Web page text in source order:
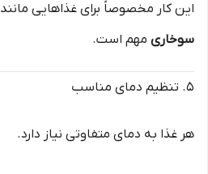
این کار مخصوصاً برای غذاهایی مانند
سوخاری مهم است.
۵. تنظیم دمای مناسب
هر غذا به دمای متفاوتی نیاز دارد.